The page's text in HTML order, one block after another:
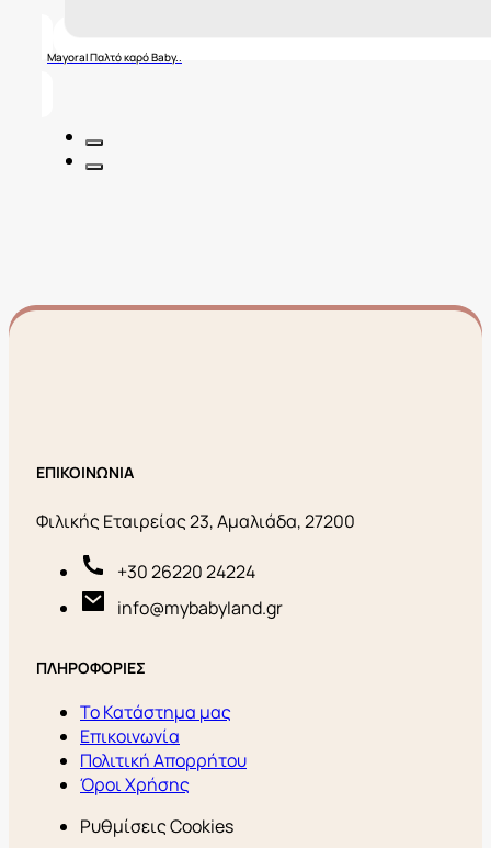
Mayoral Παλτό καρό Baby..
ΕΠΙΚΟΙΝΩΝΙΑ
Φιλικής Εταιρείας 23, Αμαλιάδα, 27200
+30 26220 24224
info@mybabyland.gr
ΠΛΗΡΟΦΟΡΙΕΣ
Το Κατάστημα μας
Επικοινωνία
Πολιτική Απορρήτου
Όροι Χρήσης
Ρυθμίσεις Cookies